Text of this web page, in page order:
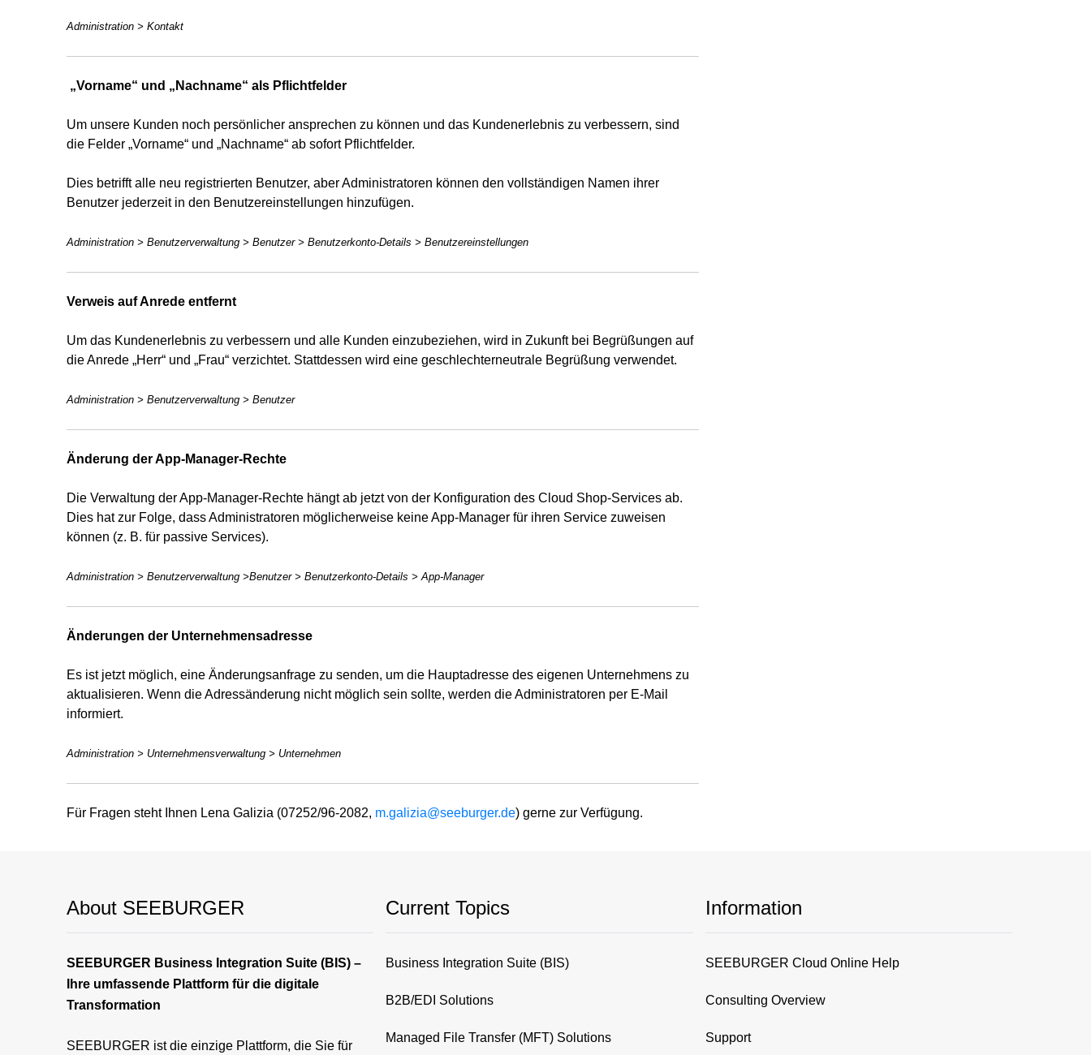
Administration > Kontakt
„Vorname“ und „Nachname“ als Pflichtfelder
Um unsere Kunden noch persönlicher ansprechen zu können und das Kundenerlebnis zu verbessern, sind
die Felder „Vorname“ und „Nachname“ ab sofort Pflichtfelder.
Dies betrifft alle neu registrierten Benutzer, aber Administratoren können den vollständigen Namen ihrer
Benutzer jederzeit in den Benutzereinstellungen hinzufügen.
Administration > Benutzerverwaltung > Benutzer > Benutzerkonto-Details > Benutzereinstellungen
Verweis auf Anrede entfernt
Um das Kundenerlebnis zu verbessern und alle Kunden einzubeziehen, wird in Zukunft bei Begrüßungen auf
die Anrede „Herr“ und „Frau“ verzichtet. Stattdessen wird eine geschlechterneutrale Begrüßung verwendet.
Administration > Benutzerverwaltung > Benutzer
Änderung der App-Manager-Rechte
Die Verwaltung der App-Manager-Rechte hängt ab jetzt von der Konfiguration des Cloud Shop-Services ab.
Dies hat zur Folge, dass Administratoren möglicherweise keine App-Manager für ihren Service zuweisen
können (z. B. für passive Services).
Administration > Benutzerverwaltung >Benutzer > Benutzerkonto-Details > App-Manager
Änderungen der Unternehmensadresse
Es ist jetzt möglich, eine Änderungsanfrage zu senden, um die Hauptadresse des eigenen Unternehmens zu
aktualisieren. Wenn die Adressänderung nicht möglich sein sollte, werden die Administratoren per E-Mail
informiert.
Administration > Unternehmensverwaltung > Unternehmen
Für Fragen steht Ihnen Lena Galizia (07252/96-2082, m.galizia@seeburger.de) gerne zur Verfügung.
About SEEBURGER
SEEBURGER Business Integration Suite (BIS) –
Ihre umfassende Plattform für die digitale
Transformation
SEEBURGER ist die einzige Plattform, die Sie für
Current Topics
Business Integration Suite (BIS)
B2B/EDI Solutions
Managed File Transfer (MFT) Solutions
Information
SEEBURGER Cloud Online Help
Consulting Overview
Support